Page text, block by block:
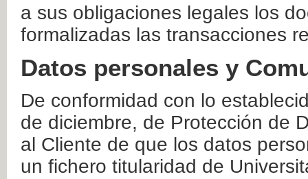
a sus obligaciones legales los
formalizadas las transacciones
Datos personales y
De conformidad con lo
de diciembre, de Protección de
al Cliente de que los datos
un fichero titularidad de